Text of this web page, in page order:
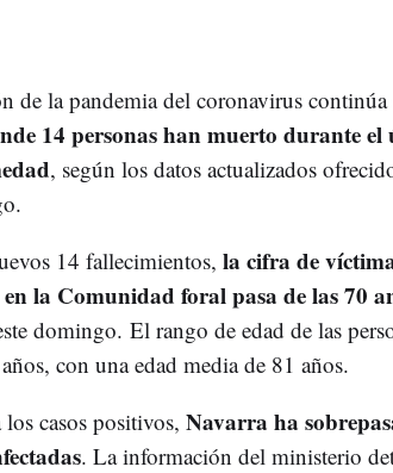
de la pandemia del coronavirus continúa
14 personas han muerto durante el
, según los datos actualizados
14 fallecimientos, la cifra de
la Comunidad foral pasa de las 70
domingo. El rango de edad de las
con una edad media de 81 años.
casos positivos, Navarra ha
. La información del ministerio